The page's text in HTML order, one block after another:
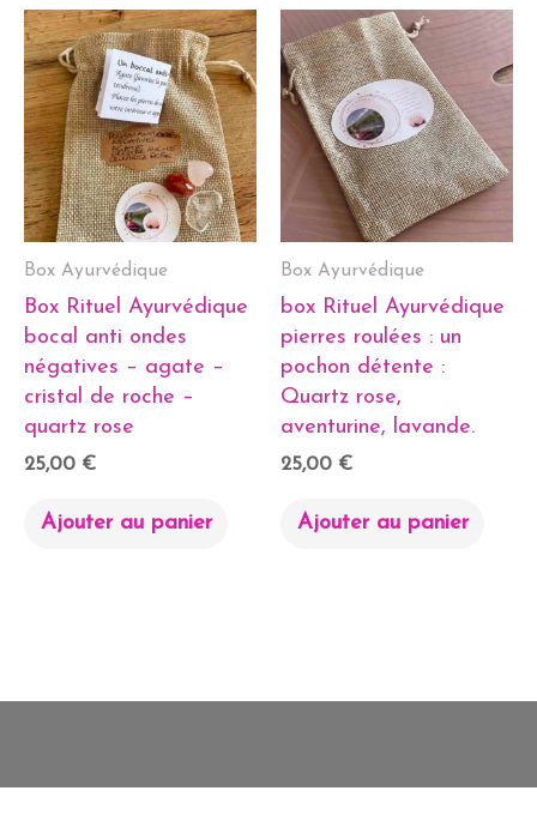
Box Ayurvédique
Box Rituel Ayurvédique
bocal anti ondes
négatives – agate –
cristal de roche –
quartz rose
25,00 €
Ajouter au panier
Box Ayurvédique
box Rituel Ayurvédique
pierres roulées : un
pochon détente :
Quartz rose,
aventurine, lavande.
25,00 €
Ajouter au panier